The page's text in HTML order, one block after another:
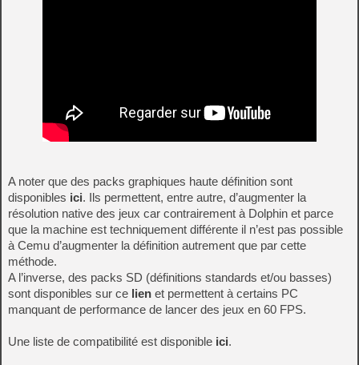
A noter que des packs graphiques haute définition sont
disponibles ici. Ils permettent, entre autre, d’augmenter la
résolution native des jeux car contrairement à Dolphin et parce
que la machine est techniquement différente il n’est pas possible
à Cemu d’augmenter la définition autrement que par cette
méthode.
A l’inverse, des packs SD (définitions standards et/ou basses)
sont disponibles sur ce lien et permettent à certains PC
manquant de performance de lancer des jeux en 60 FPS.
Une liste de compatibilité est disponible ici.